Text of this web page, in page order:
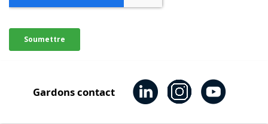
Gardons contact